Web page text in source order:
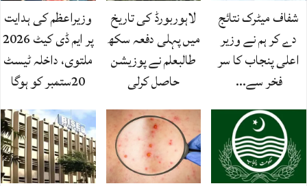
شفاف میٹرک نتائج
دے کر ہم نے وزیر
اعلی پنجاب کا سر
فخر سے…
لاہوربورڈ کی تاریخ
میں پہلی دفعہ سکھ
طالبعلم نے پوزیشن
حاصل کرلی
وزیراعظم کی ہدایت
پر ایم ڈی کیٹ 2026
ملتوی، داخلہ ٹیسٹ
20ستمبر کو ہوگا